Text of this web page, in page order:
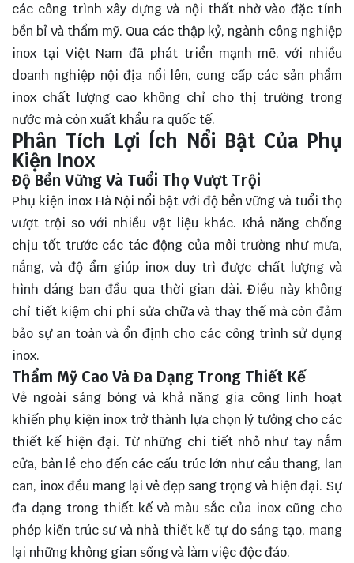
các công trình xây dựng và nội thất nhờ vào đặc tính
bền bỉ và thẩm mỹ. Qua các thập kỷ, ngành công nghiệp
inox tại Việt Nam đã phát triển mạnh mẽ, với nhiều
doanh nghiệp nội địa nổi lên, cung cấp các sản phẩm
inox chất lượng cao không chỉ cho thị trường trong
nước mà còn xuất khẩu ra quốc tế.
Phân Tích Lợi Ích Nổi Bật Của Phụ
Kiện Inox
Độ Bền Vững Và Tuổi Thọ Vượt Trội
Phụ kiện inox Hà Nội nổi bật với độ bền vững và tuổi thọ
vượt trội so với nhiều vật liệu khác. Khả năng chống
chịu tốt trước các tác động của môi trường như mưa,
nắng, và độ ẩm giúp inox duy trì được chất lượng và
hình dáng ban đầu qua thời gian dài. Điều này không
chỉ tiết kiệm chi phí sửa chữa và thay thế mà còn đảm
bảo sự an toàn và ổn định cho các công trình sử dụng
inox.
Thẩm Mỹ Cao Và Đa Dạng Trong Thiết Kế
Vẻ ngoài sáng bóng và khả năng gia công linh hoạt
khiến phụ kiện inox trở thành lựa chọn lý tưởng cho các
thiết kế hiện đại. Từ những chi tiết nhỏ như tay nắm
cửa, bản lề cho đến các cấu trúc lớn như cầu thang, lan
can, inox đều mang lại vẻ đẹp sang trọng và hiện đại. Sự
đa dạng trong thiết kế và màu sắc của inox cũng cho
phép kiến trúc sư và nhà thiết kế tự do sáng tạo, mang
lại những không gian sống và làm việc độc đáo.